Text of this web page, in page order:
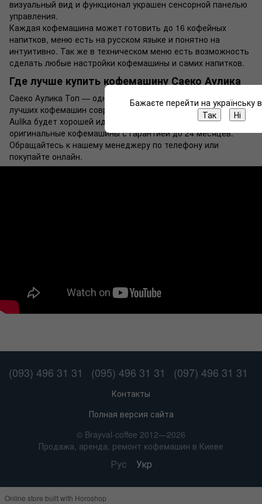
визуальный вид и функционал украшен сенсорной панелью
управления.
Каждая кофемашина может готовить до 16 кофейных
напитков, меню есть на русском языке и понятно на
интуитивно. Так же в техническом меню есть возможность
сделать любые настройки кофемашины и самих напитков.
Где лучше купить кофемашину Саеко Аулика
Саеко Аулика Топ — одна из
лучших кофемашин современности. Поэтому купить Saeco
Aulika будет хорошей идеей. В нашем магазине вы найдете
оригинальные кофемашины с гарантией до 24 месяцев.
Обращайтесь к нашему менеджеру по телефону или
покупайте онлайн.
(093) 496 31 31 (095) 496 31 31 (097) 496 31 31
Контакты
Полная версия сайта
© Brayval-coffee 2012—2026
Продажа, аренда, ремонт кофемашин в Киеве
Рус Укр
Online store built with Horoshop
Бажаєте перейти на українську
Так
Ні